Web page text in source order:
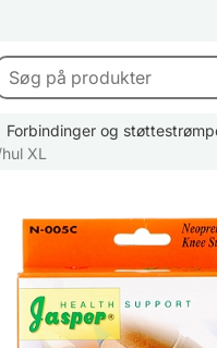
Forbindinger og
XL